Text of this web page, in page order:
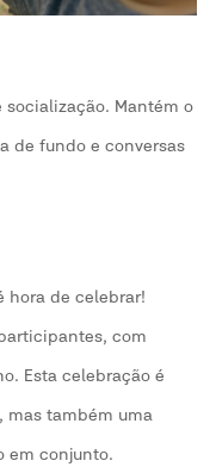
Mantém o
de fundo e conversas
hora de celebrar!
com
Esta celebração é
mas também uma
em conjunto.